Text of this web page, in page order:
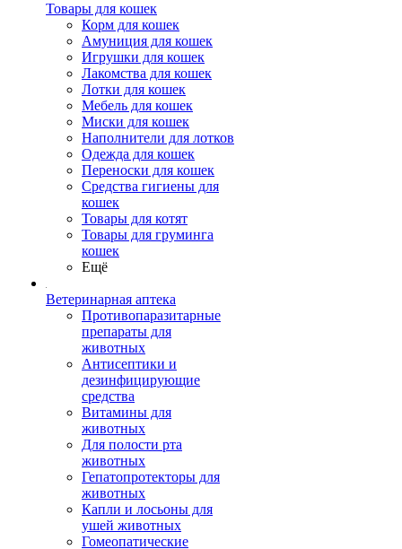
Товары для кошек
Корм для кошек
Амуниция для кошек
Игрушки для кошек
Лакомства для кошек
Лотки для кошек
Мебель для кошек
Миски для кошек
Наполнители для лотков
Одежда для кошек
Переноски для кошек
Средства гигиены для
кошек
Товары для котят
Товары для груминга
кошек
Ещё
Ветеринарная аптека
Противопаразитарные
препараты для
животных
Антисептики и
дезинфицирующие
средства
Витамины для
животных
Для полости рта
животных
Гепатопротекторы для
животных
Капли и лосьоны для
ушей животных
Гомеопатические